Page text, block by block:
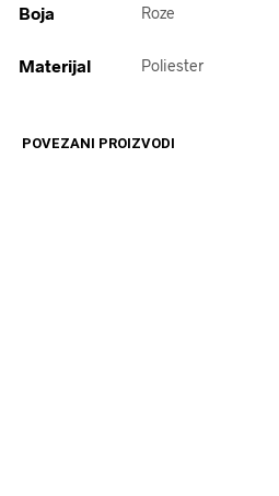
Boja Roze
Materijal Poliester
POVEZANI PROIZVODI